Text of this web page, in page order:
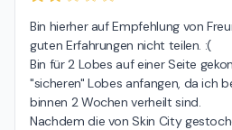
Bin hierher auf Empfehlung von
guten Erfahrungen nicht teilen. :(
Bin für 2 Lobes auf einer Seite
"sicheren" Lobes anfangen, da ich
binnen 2 Wochen verheilt sind.
Nachdem die von Skin City